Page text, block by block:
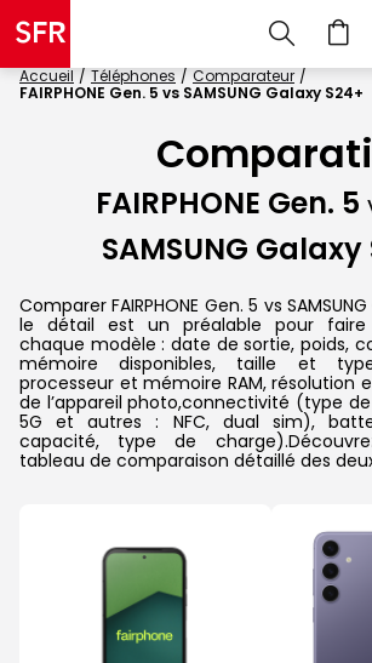
Accueil Téléphones
Comparateur
FAIRPHONE Gen. 5 vs SAMSUNG Galaxy S24+
FAIRPHONE Gen. 5
SAMSUNG Galaxy
Comparer FAIRPHONE Gen. 5 vs
le détail est un préalable pour faire
chaque modèle : date de sortie, poids,
mémoire disponibles, taille et
processeur et mémoire RAM, résolution
de l’appareil photo,connectivité (type
5G et autres : NFC, dual sim),
capacité, type de
tableau de comparaison détaillé des